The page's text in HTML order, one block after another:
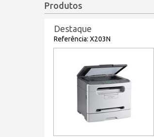
Produtos
Destaque
Referência: X203N